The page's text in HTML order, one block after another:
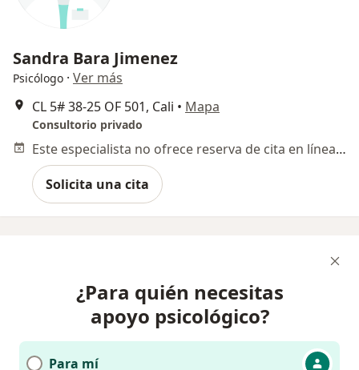
Sandra Bara Jimenez
Psicólogo · Ver más
CL 5# 38‐25 OF 501, Cali • Mapa
Consultorio privado
Este especialista no ofrece reserva de cita en línea en esta dirección.
Solicita una cita
¿Para quién necesitas
apoyo psicológico?
Para mí